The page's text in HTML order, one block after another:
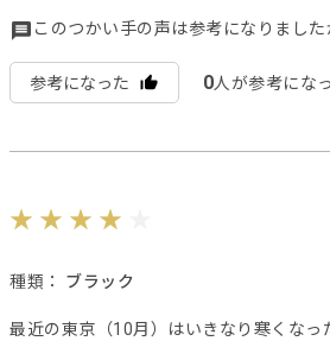
このつかい手の声は参考になりました
参考になった 0人が参考にな
種類： ブラック
最近の東京（10月）はいきなり寒くなっ